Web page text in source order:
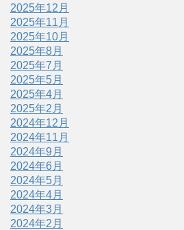
2025年12月
2025年11月
2025年10月
2025年8月
2025年7月
2025年5月
2025年4月
2025年2月
2024年12月
2024年11月
2024年9月
2024年6月
2024年5月
2024年4月
2024年3月
2024年2月